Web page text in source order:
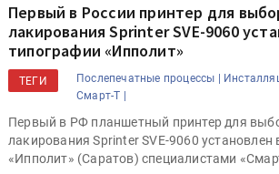
Первый в России принтер для
лакирования Sprinter SVE-9060
типографии «Ипполит»
ТЕГИ Послепечатные процессы |
Смарт-Т |
Первый в РФ планшетный принтер для
лакирования Sprinter SVE-9060 установлен
«Ипполит» (Саратов) специалистами